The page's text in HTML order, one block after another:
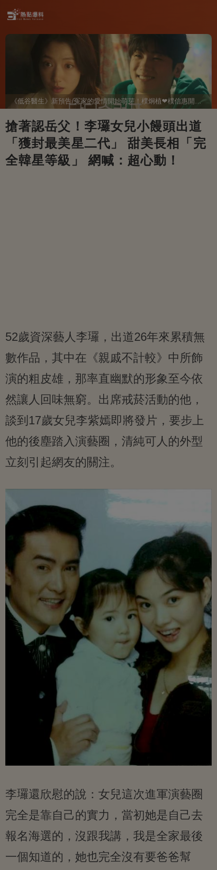
《低谷醫生》新預告/冤家的愛情開始萌芽！樸炯植❤樸信惠開啓「同居生活」互相共鳴、安慰~
搶著認岳父！李㼈女兒小饅頭出道
「獲封最美星二代」 甜美長相「完
全韓星等級」 網喊：超心動！
52歲資深藝人李㼈，出道26年來累積無
數作品，其中在《親戚不計較》中所飾
演的粗皮雄，那率直幽默的形象至今依
然讓人回味無窮。出席戒菸活動的他，
談到17歲女兒李紫嫣即將發片，要步上
他的後塵踏入演藝圈，清純可人的外型
立刻引起網友的關注。
李㼈還欣慰的說：女兒這次進軍演藝圈
完全是靠自己的實力，當初她是自己去
報名海選的，沒跟我講，我是全家最後
一個知道的，她也完全沒有要爸爸幫